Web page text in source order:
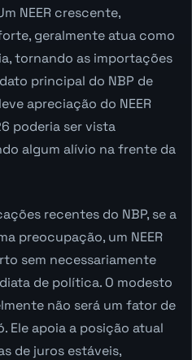
NEER crescente,
geralmente atua como
tornando as importações
principal do NBP de
apreciação do NEER
poderia ser vista
algum alívio na frente da
recentes do NBP, se a
preocupação, um NEER
sem necessariamente
de política. O modesto
não será um fator de
Ele apoia a posição atual
de juros estáveis,